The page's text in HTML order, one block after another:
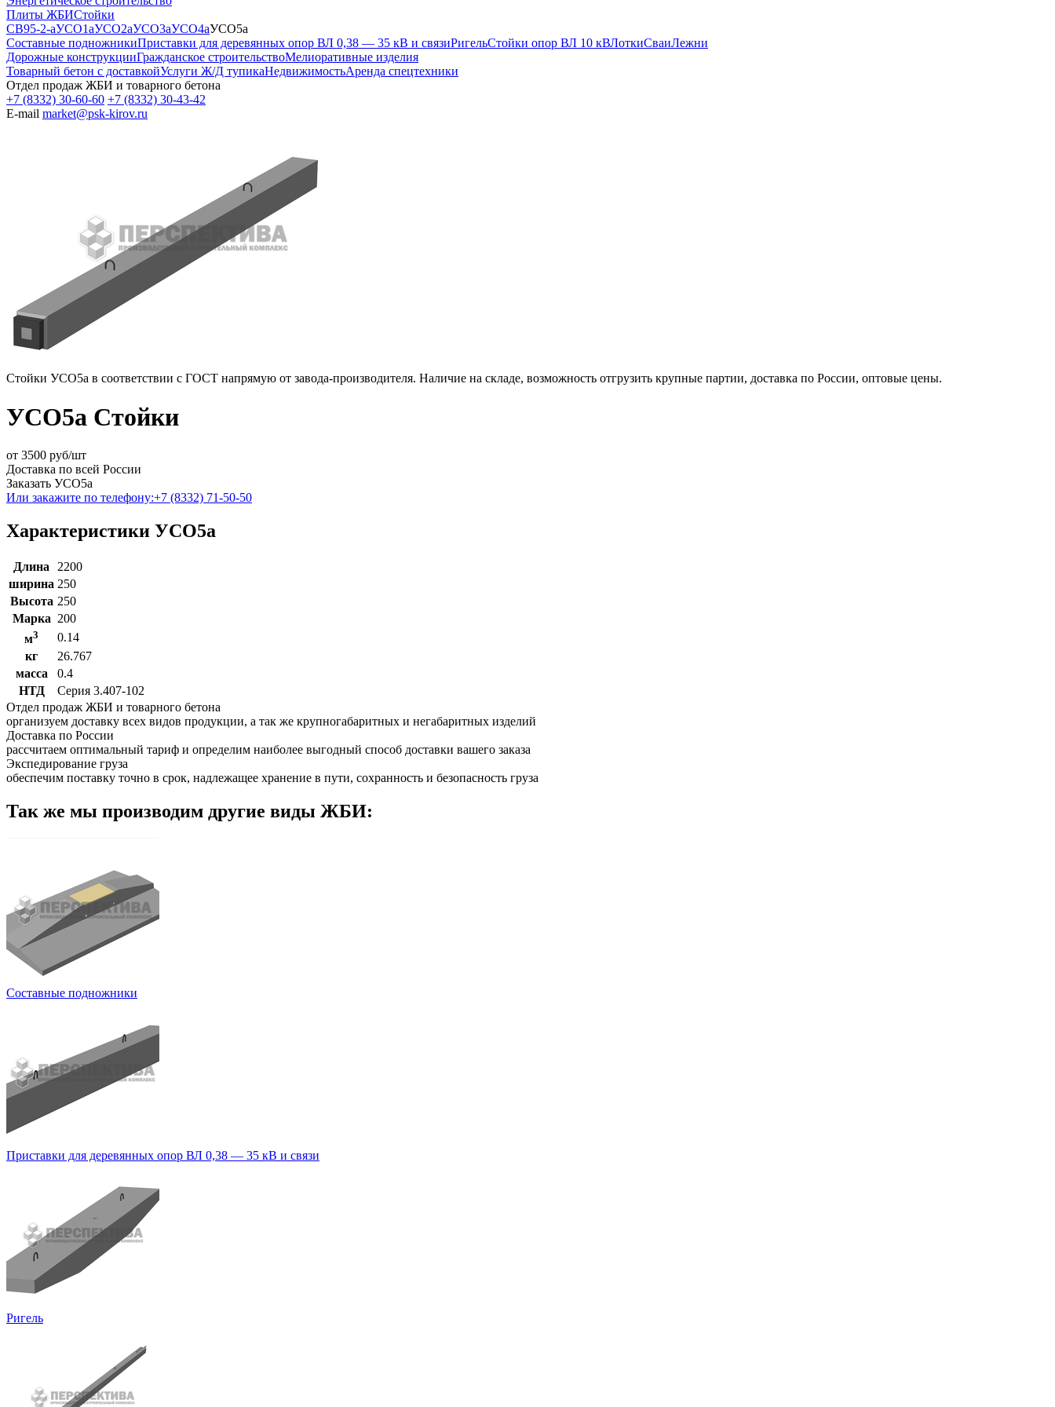
Плиты ЖБИСтойки
СВ95-2-аУСО1аУСО2аУСО3аУСО4аУСО5а
Составные подножникиПриставки для деревянных опор ВЛ 0,38 — 35 кВ и связиРигельСтойки опор ВЛ 10 кВЛоткиСваиЛежни
Дорожные конструкцииГражданское строительствоМелиоративные изделия
Товарный бетон с доставкойУслуги Ж/Д тупикаНедвижимостьАренда спецтехники
Отдел продаж ЖБИ и товарного бетона
+7 (8332) 30-60-60 +7 (8332) 30-43-42
E-mail market@psk-kirov.ru
Стойки УСО5а в соответствии с ГОСТ напрямую от завода-производителя. Наличие на складе, возможность отгрузить крупные партии, доставка по России, оптовые цены.
УСО5а Стойки
от 3500 руб/шт
Доставка по всей России
Заказать УСО5а
Или закажите по телефону:+7 (8332) 71-50-50
Характеристики УСО5а
Длина
2200
ширина 250
Высота 250
Марка 200
м3
0.14
кг
26.767
масса
0.4
НТД
Серия 3.407-102
Отдел продаж ЖБИ и товарного бетона
организуем доставку всех видов продукции, а так же крупногабаритных и негабаритных изделий
Доставка по России
рассчитаем оптимальный тариф и определим наиболее выгодный способ доставки вашего заказа
Экспедирование груза
обеспечим поставку точно в срок, надлежащее хранение в пути, сохранность и безопасность груза
Так же мы производим другие виды ЖБИ:
Составные подножники
Приставки для деревянных опор ВЛ 0,38 — 35 кВ и связи
Ригель